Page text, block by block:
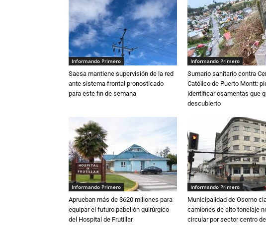
Informando Primero
Saesa mantiene supervisión de la red
ante sistema frontal pronosticado
para este fin de semana
Informando Primero
Sumario sanitario contra
Católico de Puerto Montt:
identificar osamentas que
descubierto
Informando Primero
Aprueban más de $620 millones para
equipar el futuro pabellón quirúrgico
del Hospital de Frutillar
Informando Primero
Municipalidad de Osorno
camiones de alto tonelaje
circular por sector centro